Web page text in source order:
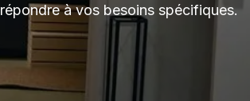
répondre à vos besoins spécifiques.